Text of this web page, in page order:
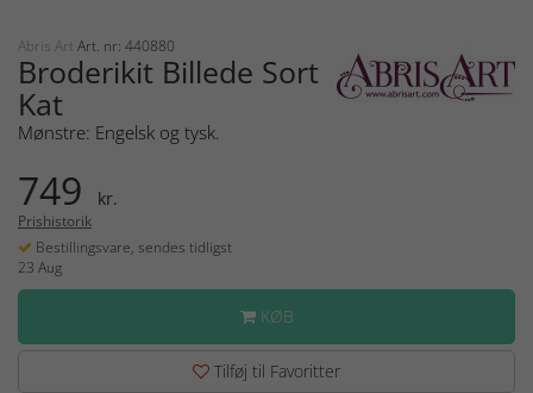
Abris Art Art. nr: 440880
Broderikit Billede Sort
Kat
Mønstre: Engelsk og tysk.
749 kr.
Prishistorik
Bestillingsvare, sendes tidligst
23 Aug
KØB
Tilføj til Favoritter